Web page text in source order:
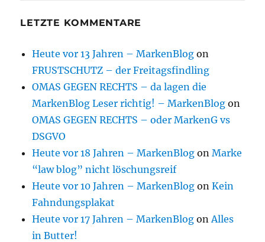
LETZTE KOMMENTARE
Heute vor 13 Jahren – MarkenBlog on
FRUSTSCHUTZ – der Freitagsfindling
OMAS GEGEN RECHTS – da lagen die
MarkenBlog Leser richtig! – MarkenBlog on
OMAS GEGEN RECHTS – oder MarkenG vs
DSGVO
Heute vor 18 Jahren – MarkenBlog onMarke
“law blog” nicht löschungsreif
Heute vor 10 Jahren – MarkenBlog onKein
Fahndungsplakat
Heute vor 17 Jahren – MarkenBlog onAlles
in Butter!